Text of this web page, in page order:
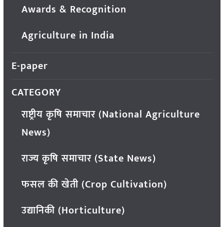
Awards & Recognition
Agriculture in India
E-paper
CATEGORY
राष्ट्रीय कृषि समाचार (National Agriculture
News)
राज्य कृषि समाचार (State News)
फसल की खेती (Crop Cultivation)
उद्यानिकी (Horticulture)